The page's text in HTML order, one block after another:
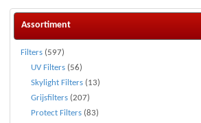
Assortiment
Filters (597)
UV Filters (56)
Skylight Filters (13)
Grijsfilters (207)
Protect Filters (83)